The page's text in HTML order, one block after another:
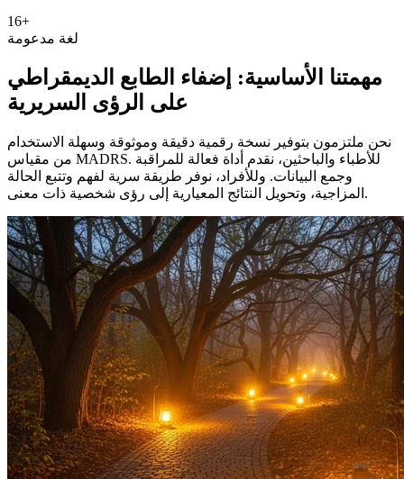
16+
لغة مدعومة
مهمتنا الأساسية: إضفاء الطابع الديمقراطي
على الرؤى السريرية
نحن ملتزمون بتوفير نسخة رقمية دقيقة وموثوقة وسهلة الاستخدام
من مقياس MADRS. للأطباء والباحثين، نقدم أداة فعالة للمراقبة
وجمع البيانات. وللأفراد، نوفر طريقة سرية لفهم وتتبع الحالة
المزاجية، وتحويل النتائج المعيارية إلى رؤى شخصية ذات معنى.